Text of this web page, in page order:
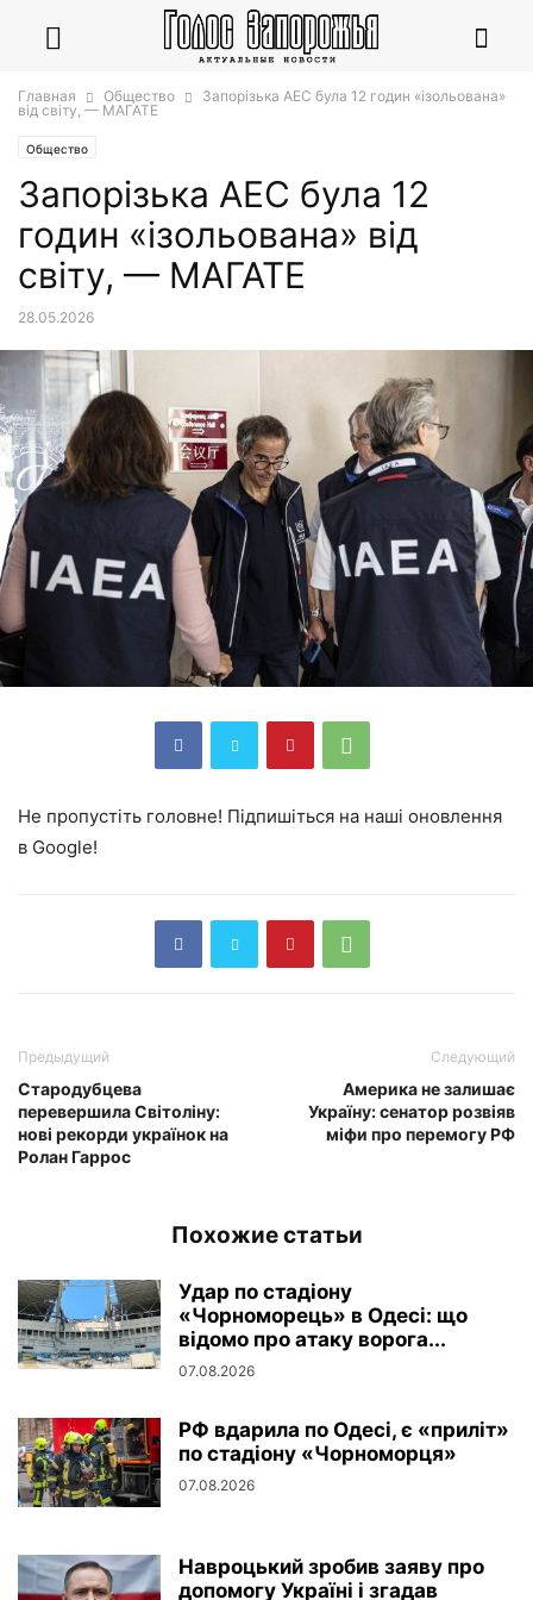
Главная Общество
Запорізька АЕС була 12 годин «ізольована»
від світу, — МАГАТЕ
Общество
Запорізька АЕС була 12
годин «ізольована» від
світу, — МАГАТЕ
28.05.2026
Не пропустіть головне! Підпишіться на наші оновлення
в Google!
Предыдущий
Стародубцева
перевершила Світоліну:
нові рекорди українок на
Ролан Гаррос
Следующий
Америка не залишає
Україну: сенатор розвіяв
міфи про перемогу РФ
Похожие статьи
Удар по стадіону
«Чорноморець» в Одесі: що
відомо про атаку ворога...
07.08.2026
РФ вдарила по Одесі, є «приліт»
по стадіону «Чорноморця»
07.08.2026
Навроцький зробив заяву про
допомогу Україні і згадав